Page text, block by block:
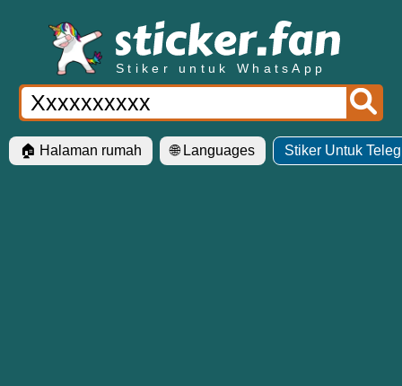
Stiker untuk WhatsApp
🏠 Halaman rumah 🌐 Languages Stiker Untuk